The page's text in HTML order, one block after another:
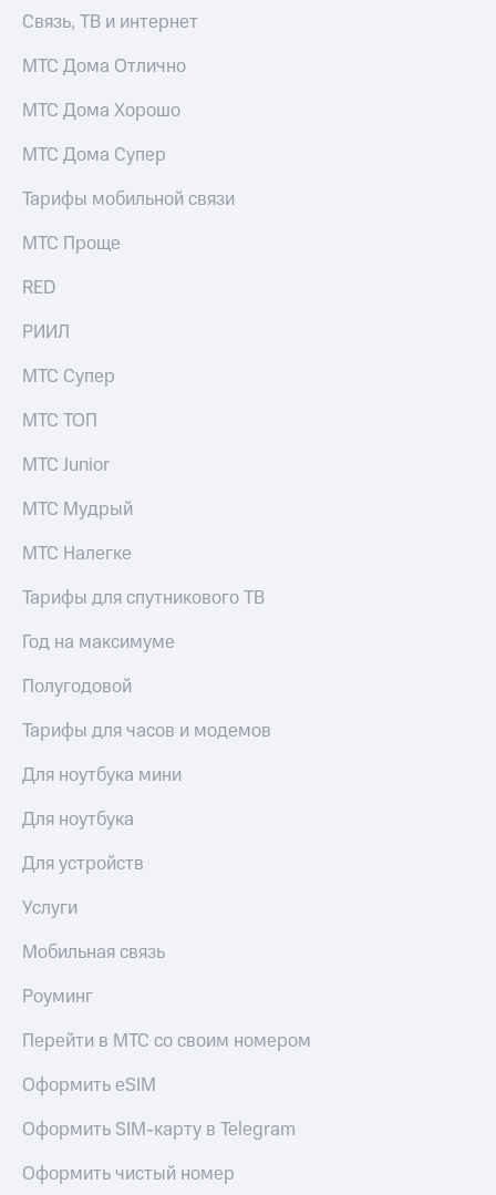
и не
Финансы
Детям
и родителям
и фитнес
КИОН
КИОН
КИОН
Строки
Live
Мой
МТС
Все
Финансы
доход
Покупка
Скидка 30%
МТС
КИОН
Строки
Live
Гудок
Мой
приложения
онлайн
Страхование
полисов
онлайн
на связь
С картой
Деньги
МТС
Накопления
Откладывайте
деньги
и получайте
Условия
30%
RED,
и МТС Супер
при оплате
МТС Деньги
Связь, ТВ и интернет
МТС Дома Отлично
МТС Дома Хорошо
МТС Дома Супер
Тарифы мобильной связи
МТС Проще
RED
РИИЛ
МТС Супер
МТС ТОП
МТС Junior
МТС Мудрый
МТС Налегке
Тарифы для спутникового ТВ
Год на максимуме
Полугодовой
Тарифы для часов и модемов
Для ноутбука мини
Для ноутбука
Для устройств
Услуги
Мобильная связь
Роуминг
Перейти в МТС со своим номером
Оформить eSIM
Оформить SIM-карту в Telegram
Оформить чистый номер